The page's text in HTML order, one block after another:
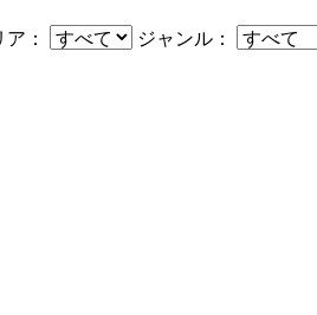
： ジャンル：